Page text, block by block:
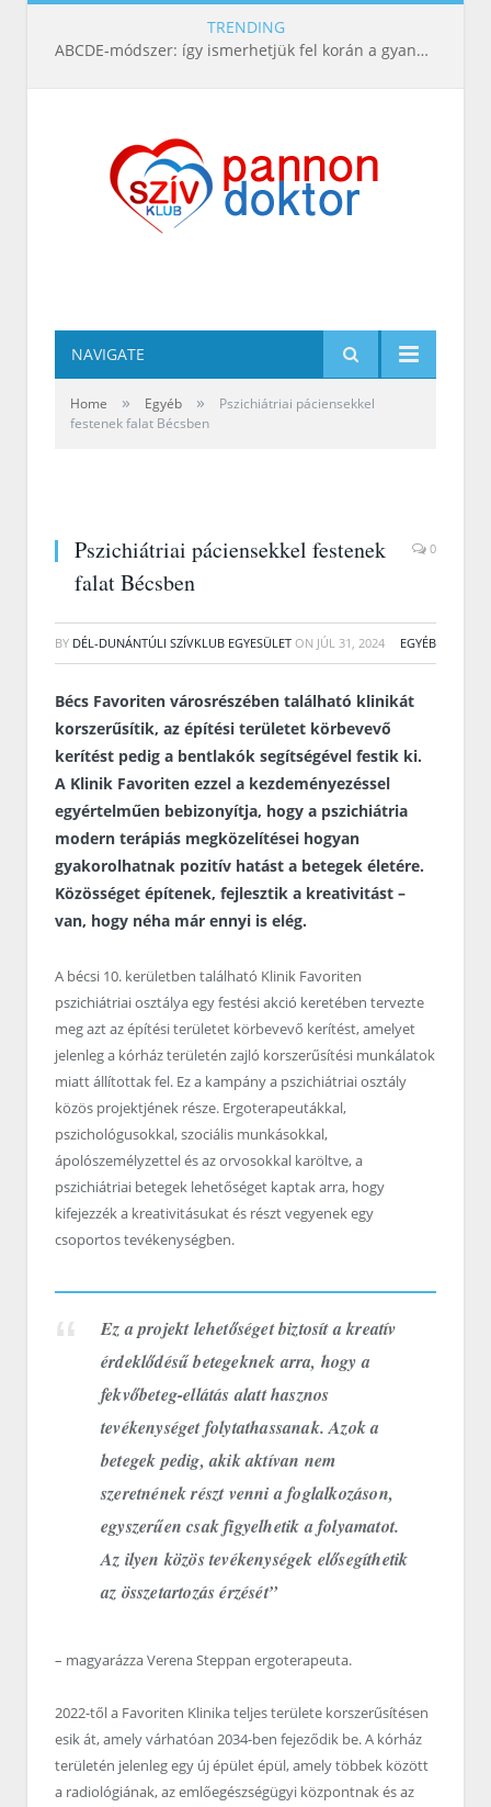
TRENDING
ABCDE‑módszer: így ismerhetjük fel korán a gyanús bőrelváltozásokat
NAVIGATE
Home » Egyéb »
Pszichiátriai páciensekkel
festenek falat Bécsben
Pszichiátriai páciensekkel festenek
falat Bécsben
0
BY DÉL-DUNÁNTÚLI SZÍVKLUB EGYESÜLET ON JÚL 31, 2024 EGYÉB
Bécs Favoriten városrészében található klinikát
korszerűsítik, az építési területet körbevevő
kerítést pedig a bentlakók segítségével festik ki.
A Klinik Favoriten ezzel a kezdeményezéssel
egyértelműen bebizonyítja, hogy a pszichiátria
modern terápiás megközelítései hogyan
gyakorolhatnak pozitív hatást a betegek életére.
Közösséget építenek, fejlesztik a kreativitást –
van, hogy néha már ennyi is elég.
A bécsi 10. kerületben található Klinik Favoriten
pszichiátriai osztálya egy festési akció keretében tervezte
meg azt az építési területet körbevevő kerítést, amelyet
jelenleg a kórház területén zajló korszerűsítési munkálatok
miatt állítottak fel. Ez a kampány a pszichiátriai osztály
közös projektjének része. Ergoterapeutákkal,
pszichológusokkal, szociális munkásokkal,
ápolószemélyzettel és az orvosokkal karöltve, a
pszichiátriai betegek lehetőséget kaptak arra, hogy
kifejezzék a kreativitásukat és részt vegyenek egy
csoportos tevékenységben.
Ez a projekt lehetőséget biztosít a kreatív
érdeklődésű betegeknek arra, hogy a
fekvőbeteg-ellátás alatt hasznos
tevékenységet folytathassanak. Azok a
betegek pedig, akik aktívan nem
szeretnének részt venni a foglalkozáson,
egyszerűen csak figyelhetik a folyamatot.
Az ilyen közös tevékenységek elősegíthetik
az összetartozás érzését”
– magyarázza Verena Steppan ergoterapeuta.
2022-től a Favoriten Klinika teljes területe korszerűsítésen
esik át, amely várhatóan 2034-ben fejeződik be. A kórház
területén jelenleg egy új épület épül, amely többek között
a radiológiának, az emlőegészségügyi központnak és az